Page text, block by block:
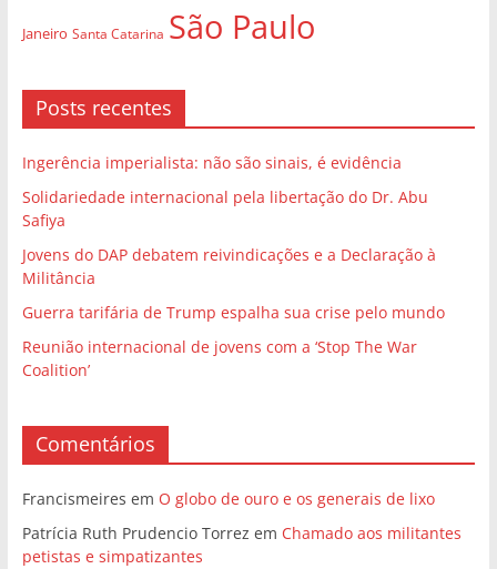
Janeiro Santa Catarina São Paulo
Posts recentes
Ingerência imperialista: não são sinais, é evidência
Solidariedade internacional pela libertação do Dr. Abu
Safiya
Jovens do DAP debatem reivindicações e a Declaração à
Militância
Guerra tarifária de Trump espalha sua crise pelo mundo
Reunião internacional de jovens com a ‘Stop The War
Coalition’
Comentários
Francismeires em O globo de ouro e os generais de lixo
Patrícia Ruth Prudencio Torrez em Chamado aos militantes
petistas e simpatizantes